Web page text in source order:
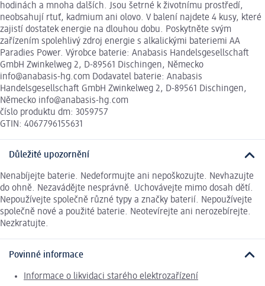
hodinách a mnoha dalších. Jsou šetrné k životnímu prostředí,
neobsahují rtuť, kadmium ani olovo. V balení najdete 4 kusy, které
zajistí dostatek energie na dlouhou dobu. Poskytněte svým
zařízením spolehlivý zdroj energie s alkalickými bateriemi AA
Paradies Power. Výrobce baterie: Anabasis Handelsgesellschaft
GmbH Zwinkelweg 2, D-89561 Dischingen, Německo
info@anabasis-hg.com Dodavatel baterie: Anabasis
Handelsgesellschaft GmbH Zwinkelweg 2, D-89561 Dischingen,
Německo info@anabasis-hg.com
číslo produktu dm: 3059757
GTIN: 4067796155631
Důležité upozornění
Nenabíjejte baterie. Nedeformujte ani nepoškozujte. Nevhazujte
do ohně. Nezavádějte nesprávně. Uchovávejte mimo dosah dětí.
Nepoužívejte společně různé typy a značky baterií. Nepoužívejte
společně nové a použité baterie. Neotevírejte ani nerozebírejte.
Nezkratujte.
Povinné informace
Informace o likvidaci starého elektrozařízení